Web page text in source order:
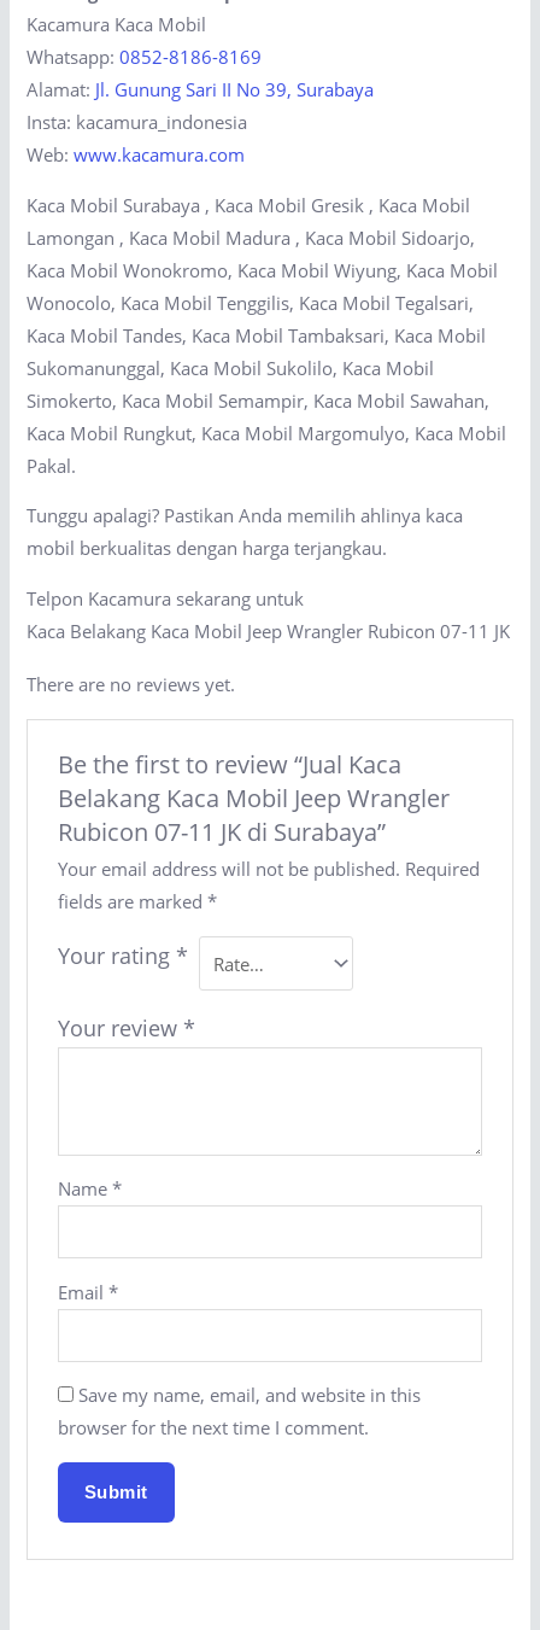
Kacamura Kaca Mobil
Whatsapp:0852-8186-8169
Alamat: Jl. Gunung Sari II No 39, Surabaya
Insta: kacamura_indonesia
Web:www.kacamura.com
Kaca Mobil Surabaya , Kaca Mobil Gresik , Kaca Mobil
Lamongan , Kaca Mobil Madura , Kaca Mobil Sidoarjo,
Kaca Mobil Wonokromo, Kaca Mobil Wiyung, Kaca Mobil
Wonocolo, Kaca Mobil Tenggilis, Kaca Mobil Tegalsari,
Kaca Mobil Tandes, Kaca Mobil Tambaksari, Kaca Mobil
Sukomanunggal, Kaca Mobil Sukolilo, Kaca Mobil
Simokerto, Kaca Mobil Semampir, Kaca Mobil Sawahan,
Kaca Mobil Rungkut, Kaca Mobil Margomulyo, Kaca Mobil
Pakal.
Tunggu apalagi? Pastikan Anda memilih ahlinya kaca
mobil berkualitas dengan harga terjangkau.
Telpon Kacamura sekarang untuk
Kaca Belakang Kaca Mobil Jeep Wrangler Rubicon 07-11 JK
There are no reviews yet.
Be the first to review “Jual Kaca
Belakang Kaca Mobil Jeep Wrangler
Rubicon 07-11 JK di Surabaya”
Your email address will not be published. Required
fields are marked *
Your rating *
Your review *
Name *
Email *
Save my name, email, and website in this
browser for the next time I comment.